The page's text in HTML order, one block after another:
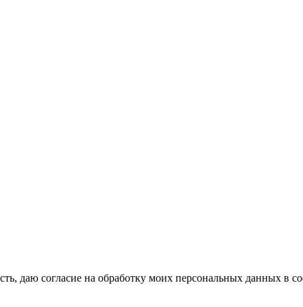
даю согласие на обработку моих персональных данных в